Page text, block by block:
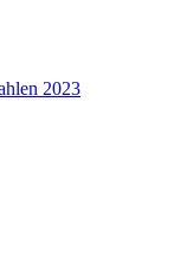
2023